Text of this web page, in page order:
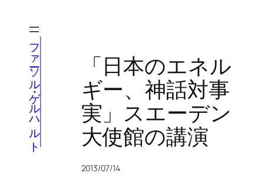
ファーソル・ゲルハルト
「日本のエネル
ギー、神話対事
実」スエーデン
大使館の講演
2013/07/14